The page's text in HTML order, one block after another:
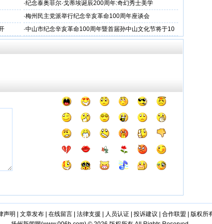
·纪念泰奥菲尔·戈蒂埃诞辰200周年:奇幻秀士美学
·梅州民主党派举行纪念辛亥革命100周年座谈会
·中山市纪念辛亥革命100周年暨首届孙中山文化节将于10
月9日举行
声明 文章发布| 在线留言| 法律支援 人员认证| 投诉建议 合作联盟 版权所